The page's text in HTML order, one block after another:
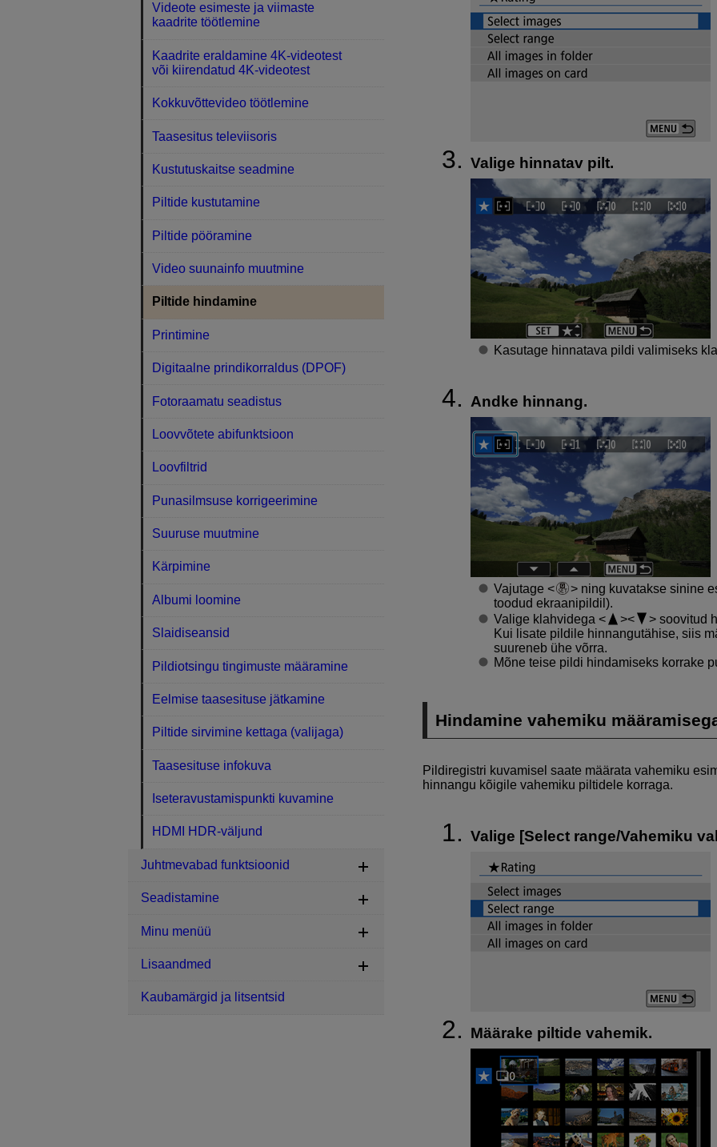
Valige hinnatav pilt.
Kasutage hinnatava pildi valimiseks
Andke hinnang.
Vajutage
ning kuvatakse sinine
toodud ekraanipildil).
Valige klahvidega
soovitud
Kui lisate pildile hinnangutähise, siis
suureneb ühe võrra.
Mõne teise pildi hindamiseks korrake
Hindamine vahemiku
Pildiregistri kuvamisel saate määrata vahemiku
hinnangu kõigile vahemiku piltidele korraga.
Valige [Select range/Vahemiku
Määrake piltide vahemik.
Videote esimeste ja viimaste
kaadrite töötlemine
Kaadrite eraldamine 4K-videotest
või kiirendatud 4K-videotest
Kokkuvõttevideo töötlemine
Taasesitus televiisoris
Kustutuskaitse seadmine
Piltide kustutamine
Piltide pööramine
Video suunainfo muutmine
Piltide hindamine
Printimine
Digitaalne prindikorraldus (DPOF)
Fotoraamatu seadistus
Loovvõtete abifunktsioon
Loovfiltrid
Punasilmsuse korrigeerimine
Suuruse muutmine
Kärpimine
Albumi loomine
Slaidiseansid
Pildiotsingu tingimuste määramine
Eelmise taasesituse jätkamine
Piltide sirvimine kettaga (valijaga)
Taasesituse infokuva
Iseteravustamispunkti kuvamine
HDMI HDR-väljund
Juhtmevabad funktsioonid
Seadistamine
Minu menüü
Lisaandmed
Kaubamärgid ja litsentsid